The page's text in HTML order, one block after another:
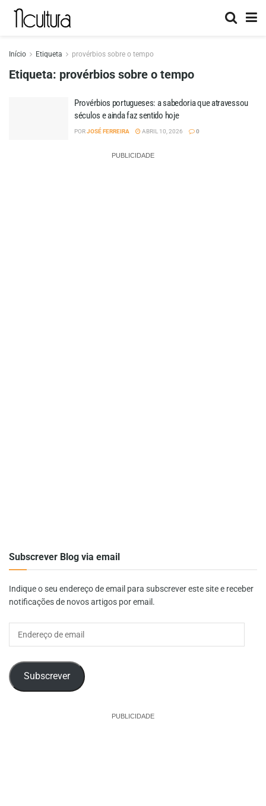
Início Etiqueta provérbios sobre o tempo
Etiqueta: provérbios sobre o tempo
Provérbios portugueses: a sabedoria que atravessou
séculos e ainda faz sentido hoje
PORJOSÉ FERREIRA ABRIL 10, 2026 0
PUBLICIDADE
Subscrever Blog via email
Indique o seu endereço de email para subscrever este site e receber
notificações de novos artigos por email.
Subscrever
PUBLICIDADE